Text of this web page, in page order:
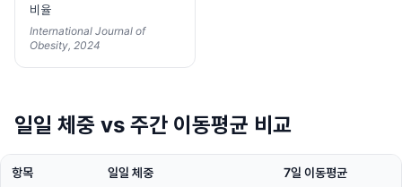
비율
International Journal of
Obesity, 2024
일일 체중 vs 주간 이동평균 비교
항목 일일 체중 7일 이동평균